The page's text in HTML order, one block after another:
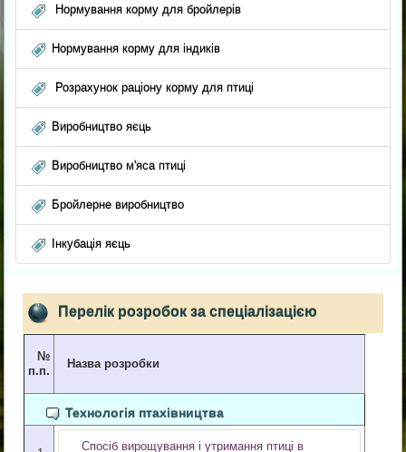
Нормування корму для бройлерів
Нормування корму для індиків
Розрахунок раціону корму для птиці
Виробництво яєць
Виробництво м'яса птиці
Бройлерне виробництво
Інкубація яєць
Перелік розробок за спеціалізацією
№
п.п.
Назва розробки
Технологія птахівництва
Спосіб вирощування і утримання птиці в